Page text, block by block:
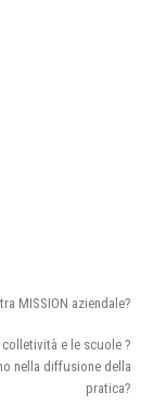
MISSION aziendale?
e le scuole ?
nella diffusione della
pratica?